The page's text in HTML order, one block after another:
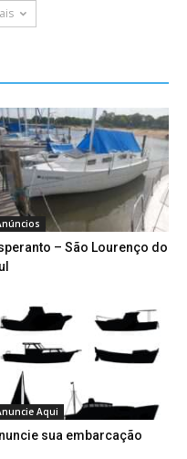
– São Lourenço do
Aqui
sua embarcação